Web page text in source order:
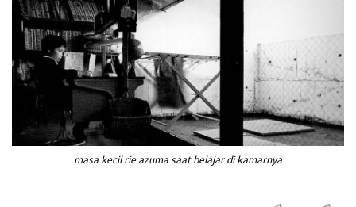
masa kecil rie azuma saat belajar di kamarnya